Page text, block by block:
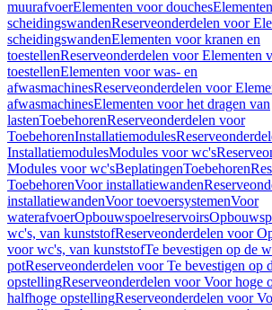
muurafvoerElementen voor douches
scheidingswandenReserveonderdelen voor
scheidingswandenElementen voor kranen en
toestellenReserveonderdelen voor Elementen
toestellenElementen voor was- en
afwasmachinesReserveonderdelen voor
afwasmachinesElementen voor het dragen van
lastenToebehorenReserveonderdelen voor
ToebehorenInstallatiemodules
InstallatiemodulesModules voor wc's
Modules voor wc'sBeplatingenToebehoren
ToebehorenVoor installatiewanden
installatiewandenVoor toevoersystemenVoor
waterafvoerOpbouwspoelreservoirs
wc's, van kunststofReserveonderdelen voor
voor wc's, van kunststofTe bevestigen op de
potReserveonderdelen voor Te bevestigen op
opstellingReserveonderdelen voor Voor hoge
halfhoge opstellingReserveonderdelen voor